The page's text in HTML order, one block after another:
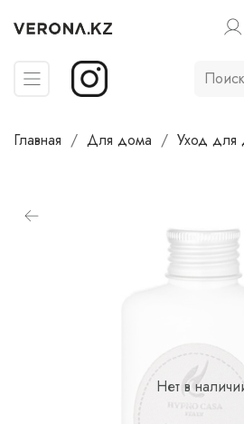
Главная Для дома Уход для
Нет в